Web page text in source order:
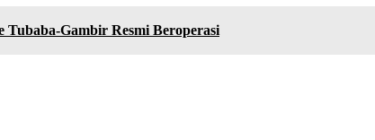
Tubaba-Gambir Resmi Beroperasi